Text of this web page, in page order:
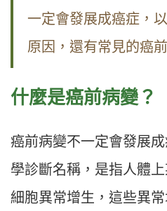
一定會發展成癌症，
原因，還有常見的癌
什麼是癌前病變？
癌前病變不一定會發展
學診斷名稱，是指人體
細胞異常增生，這些異